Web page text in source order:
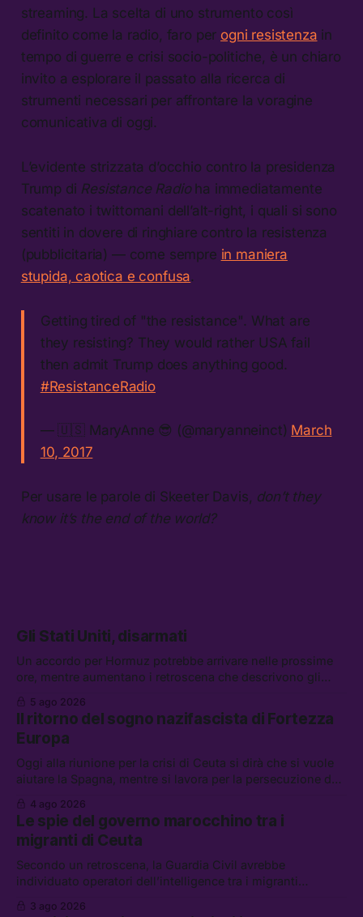
streaming. La scelta di uno strumento così
definito come la radio, faro per ogni resistenza in
tempo di guerre e crisi socio-politiche, è un chiaro
invito a esplorare il passato alla ricerca di
strumenti necessari per affrontare la voragine
comunicativa di oggi.
L’evidente strizzata d’occhio contro la presidenza
Trump di Resistance Radioha immediatamente
scatenato i twittomani dell’alt-right, i quali si sono
sentiti in dovere di ringhiare contro la resistenza
(pubblicitaria) — come sempre in maniera
stupida, caotica e confusa.
Getting tired of "the resistance". What are
they resisting? They would rather USA fail
then admit Trump does anything good.
#ResistanceRadio
— 🇺🇸 MaryAnne 😎 (@maryanneinct) March
10, 2017
Per usare le parole di Skeeter Davis, don’t they
know it’s the end of the world?
Gli Stati Uniti, disarmati
Un accordo per Hormuz potrebbe arrivare nelle prossime
ore, mentre aumentano i retroscena che descrivono gli
chi aspetta i dispersi di Ceuta, il boom dei carburanti
diluiti, e quanti attivisti anti data center sono stati arrestati
5 ago 2026
Il ritorno del sogno nazifascista di Fortezza
Europa
Oggi alla riunione per la crisi di Ceuta si dirà che si vuole
aiutare la Spagna, mentre si lavora per la persecuzione dei
spontanei a Gaza, un giovane di 19 anni è morto sotto il
sole per raccogliere pomodori, e cosa dice l’AI Act europeo
4 ago 2026
Le spie del governo marocchino tra i
migranti di Ceuta
Secondo un retroscena, la Guardia Civil avrebbe
individuato operatori dell’intelligence tra i migranti
hanno ucciso 19 persone a Gaza; le tensioni nel campo
3 ago 2026